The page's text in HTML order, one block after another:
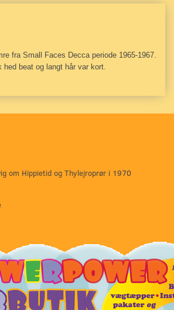
fra Small Faces Decca periode 1965-1967.
hed beat og langt hår var kort.
om Hippietid og Thylejroprør i 1970